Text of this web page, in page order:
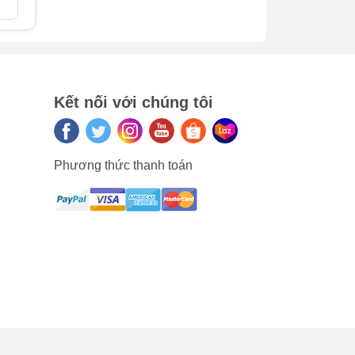
Kết nối với chúng tôi
Phương thức thanh toán